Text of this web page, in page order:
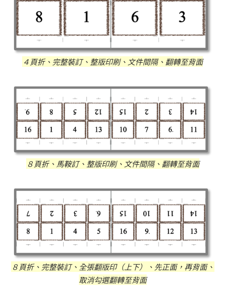
４頁折、完整裝訂、整版印刷、文件間隔、翻轉至背面
８頁折、馬鞍訂、整版印刷、文件間隔、翻轉至背面
８頁折、完整裝訂、全張翻版印（上下）、先正面，再背面、
取消勾選翻轉至背面